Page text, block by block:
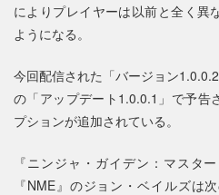
によりプレイヤーは以前と全く異
ようになる。
今回配信された「バージョン
の「アップデート1.0.0.1」で予告
プションが追加されている。
『ニンジャ・ガイデン：マスタ
『NME』のジョン・ベイルズは